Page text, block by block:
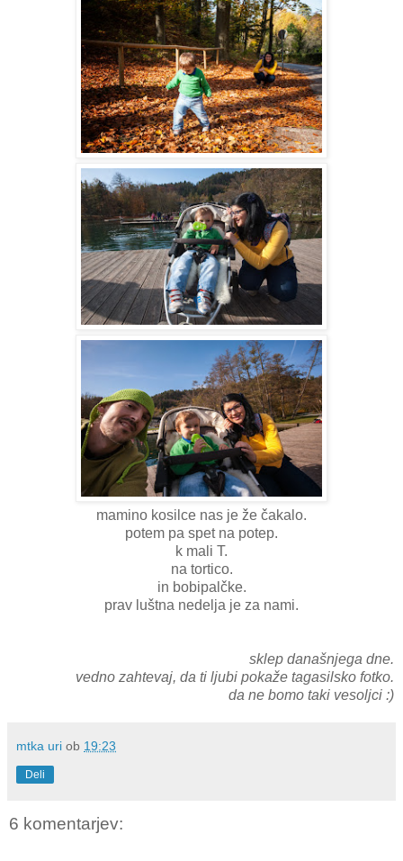
mamino kosilce nas je že čakalo.
potem pa spet na potep.
k mali T.
na tortico.
in bobipalčke.
prav luštna nedelja je za nami.
sklep današnjega dne.
vedno zahtevaj, da ti ljubi pokaže tagasilsko fotko.
da ne bomo taki vesoljci :)
mtka uri ob 19:23
Deli
6 komentarjev: